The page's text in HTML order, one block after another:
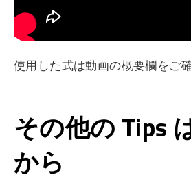
使用した式は動画の概要欄をご
その他の Tips
から